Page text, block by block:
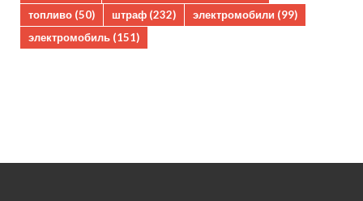
топливо (50) штраф (232) электромобили (99)
электромобиль (151)